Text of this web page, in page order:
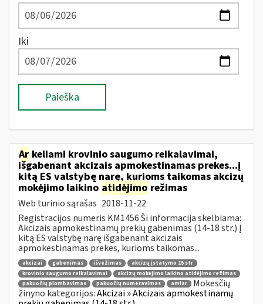
Iki
Paieška
Ar keliami krovinio saugumo reikalavimai,
išgabenant akcizais apmokestinamas prekes...į
kitą ES valstybę narę, kurioms taikomas akcizų
mokėjimo laikino atidėjimo režimas
Web turinio sąrašas 2018-11-22
Registracijos numeris KM1456 Ši informacija skelbiama:
Akcizais apmokestinamų prekių gabenimas (14-18 str.) Į
kitą ES valstybę narę išgabenant akcizais
apmokestinamas prekes, kurioms taikomas...
akcizai gabenimas išvežimas
akcizų įstatymo 15 str
krovinio saugumo reikalavimai
akcizų mokėjimo laikino atidėjimo režimas
pakuočių plombavimas
pakuočių numeravimas amlar
Mokesčių
žinyno kategorijos:Akcizai » Akcizais apmokestinamų